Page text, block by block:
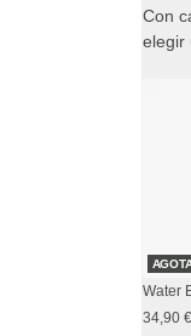
Con
elegir
Water
34,90 €